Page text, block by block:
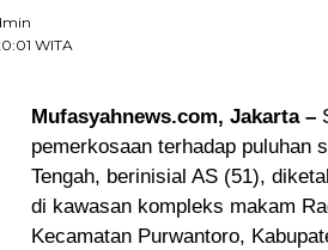
WITA
Mufasyahnews.com, Jakarta –
pemerkosaan terhadap puluhan
Tengah, berinisial AS (51),
di kawasan kompleks makam
Kecamatan Purwantoro,